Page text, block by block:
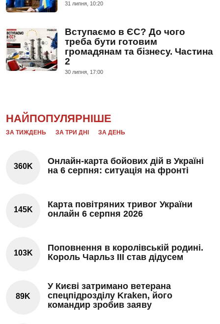
31 липня, 10:20
Вступаємо в ЄС? До чого
треба бути готовим
громадянам та бізнесу. Частина
2
30 липня, 17:00
НАЙПОПУЛЯРНІШЕ
ЗА ТИЖДЕНЬ ЗА ТРИ ДНІ ЗА ДЕНЬ
360K
Онлайн-карта бойових дій в Україні
на 6 серпня: ситуація на фронті
145K
Карта повітряних тривог України
онлайн 6 серпня 2026
103K
Поповнення в королівській родині.
Король Чарльз III став дідусем
89K
У Києві затримано ветерана
спецпідрозділу Kraken, його
командир зробив заяву